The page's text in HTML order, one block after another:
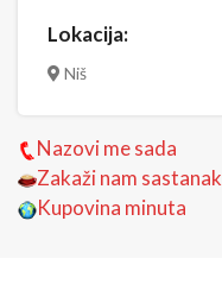
Lokacija:
Niš
Nazovi me sada
Zakaži nam sastanak
Kupovina minuta